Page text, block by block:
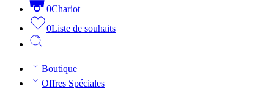
0Chariot
0Liste de souhaits
Boutique
Offres Spéciales